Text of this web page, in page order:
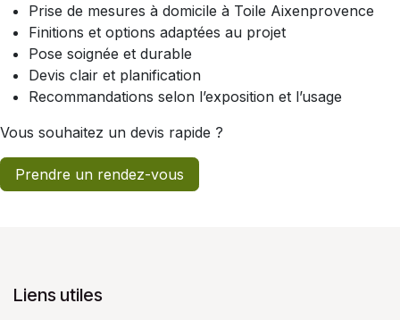
Prise de mesures à domicile à Toile Aixenprovence
Finitions et options adaptées au projet
Pose soignée et durable
Devis clair et planification
Recommandations selon l’exposition et l’usage
Vous souhaitez un devis rapide ?
Prendre un rendez-vous
Liens utiles